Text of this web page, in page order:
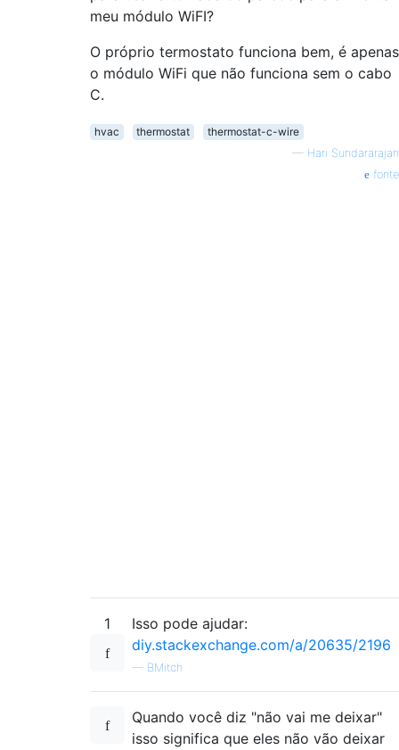
meu módulo WiFI?
O próprio termostato funciona bem, é apenas
o módulo WiFi que não funciona sem o cabo
C.
hvac thermostat
thermostat-c-wire
— Hari Sundararajan
fonte
1
Isso pode ajudar:
diy.stackexchange.com/a/20635/2196
— BMitch
Quando você diz "não vai me deixar"
isso significa que eles não vão deixar